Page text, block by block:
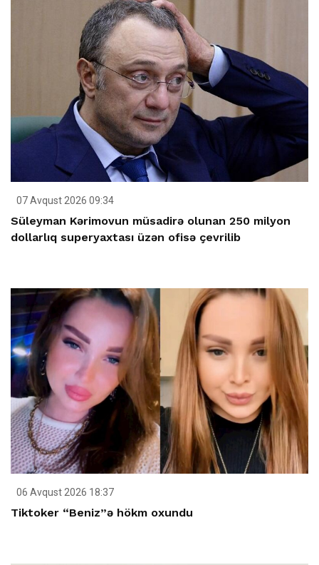
07 Avqust 2026 09:34
Süleyman Kərimovun müsadirə olunan 250 milyon
dollarlıq superyaxtası üzən ofisə çevrilib
06 Avqust 2026 18:37
Tiktoker “Beniz”ə hökm oxundu